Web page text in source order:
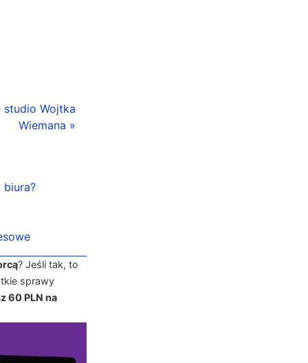
studio Wojtka
Wiemana »
biura?
? Jeśli tak, to
sprawy
60 PLN na